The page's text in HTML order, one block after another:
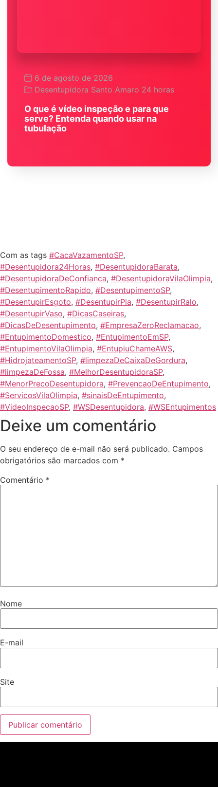
6 de agosto de 2026
Desentupidora Santo Amaro 24 horas
O que é vídeo inspeção e para que
serve? Entenda quando usar na
tubulação
Com as tags #CacaVazamentoSP,
#Desentupidora24Horas, #DesentupidoraBarata,
#DesentupidoraDeConfianca, #DesentupidoraVilaOlimpia,
#DesentupimentoRapido, #DesentupimentoSP,
#DesentupirEsgoto, #DesentupirPia, #DesentupirRalo,
#DesentupirVaso, #DicasCaseiras,
#DicasDeDesentupimento, #EmpresaZeroReclamacao,
#EntupimentoDomestico, #EntupimentoEmSP,
#EntupimentoVilaOlimpia, #EntupiuChameAWS,
#HidrojateamentoSP, #limpezaDeCaixaDeGordura,
#limpezaDeFossa, #MelhorDesentupidoraSP,
#MenorPrecoDesentupidora, #PrevencaoDeEntupimento,
#ServicosVilaOlimpia, #sinaisDeEntupimento,
#VideoInspecaoSP, #WSDesentupidora, #WSEntupimentos
Deixe um comentário
O seu endereço de e-mail não será publicado. Campos
obrigatórios são marcados com *
Comentário *
Nome
E-mail
Site